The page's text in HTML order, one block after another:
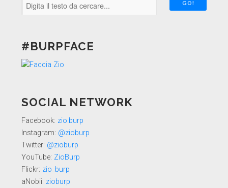
#BURPFACE
SOCIAL NETWORK
Facebook: zio.burp
Instagram: @zioburp
Twitter: @zioburp
YouTube: ZioBurp
Flickr: zio_burp
aNobii: zioburp